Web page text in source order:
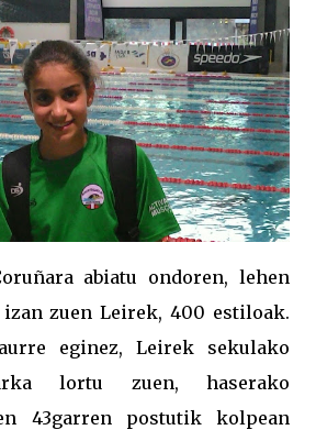
abiatu ondoren, lehen
zuen Leirek, 400 estiloak.
eginez, Leirek sekulako
lortu zuen, haserako
43garren postutik kolpean